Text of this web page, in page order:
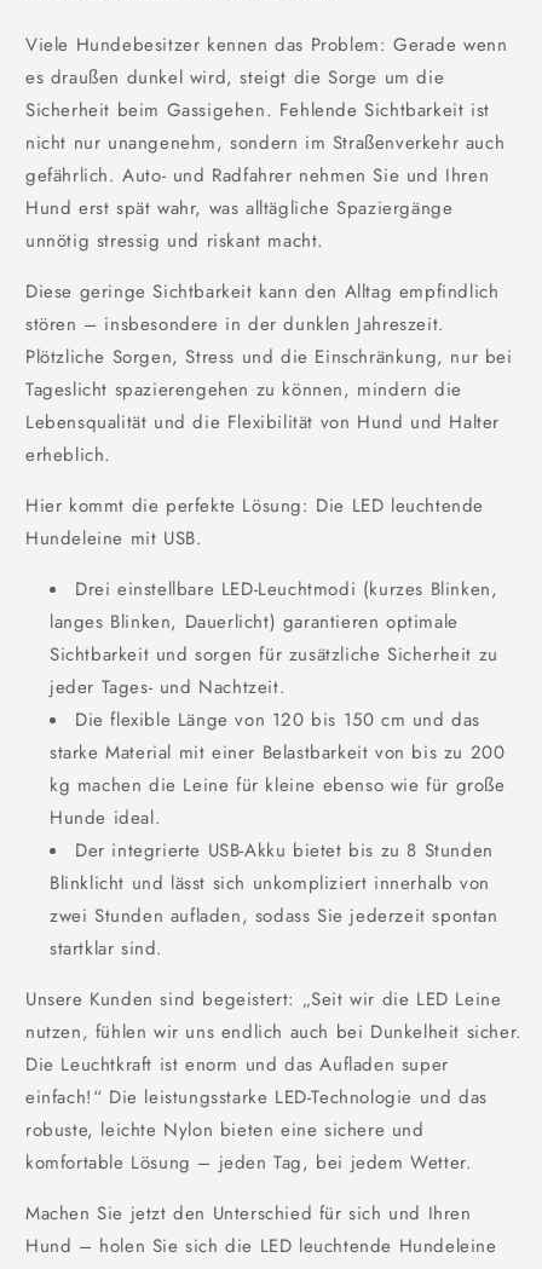
Viele Hundebesitzer kennen das Problem: Gerade wenn
es draußen dunkel wird, steigt die Sorge um die
Sicherheit beim Gassigehen. Fehlende Sichtbarkeit ist
nicht nur unangenehm, sondern im Straßenverkehr auch
gefährlich. Auto- und Radfahrer nehmen Sie und Ihren
Hund erst spät wahr, was alltägliche Spaziergänge
unnötig stressig und riskant macht.
Diese geringe Sichtbarkeit kann den Alltag empfindlich
stören – insbesondere in der dunklen Jahreszeit.
Plötzliche Sorgen, Stress und die Einschränkung, nur bei
Tageslicht spazierengehen zu können, mindern die
Lebensqualität und die Flexibilität von Hund und Halter
erheblich.
Hier kommt die perfekte Lösung: Die LED leuchtende
Hundeleine mit USB.
Drei einstellbare LED-Leuchtmodi (kurzes Blinken,
langes Blinken, Dauerlicht) garantieren optimale
Sichtbarkeit und sorgen für zusätzliche Sicherheit zu
jeder Tages- und Nachtzeit.
Die flexible Länge von 120 bis 150 cm und das
starke Material mit einer Belastbarkeit von bis zu 200
kg machen die Leine für kleine ebenso wie für große
Hunde ideal.
Der integrierte USB-Akku bietet bis zu 8 Stunden
Blinklicht und lässt sich unkompliziert innerhalb von
zwei Stunden aufladen, sodass Sie jederzeit spontan
startklar sind.
Unsere Kunden sind begeistert: „Seit wir die LED Leine
nutzen, fühlen wir uns endlich auch bei Dunkelheit sicher.
Die Leuchtkraft ist enorm und das Aufladen super
einfach!“ Die leistungsstarke LED-Technologie und das
robuste, leichte Nylon bieten eine sichere und
komfortable Lösung – jeden Tag, bei jedem Wetter.
Machen Sie jetzt den Unterschied für sich und Ihren
Hund – holen Sie sich die LED leuchtende Hundeleine